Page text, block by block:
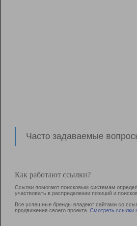
Часто задаваемые
Как работают ссылки?
Ссылки помогают поисковым системам
участвовать в раcпределении позиций и
Все успешные бренды владеют сайтами со
продвижения своего проекта. Смотреть ссылки